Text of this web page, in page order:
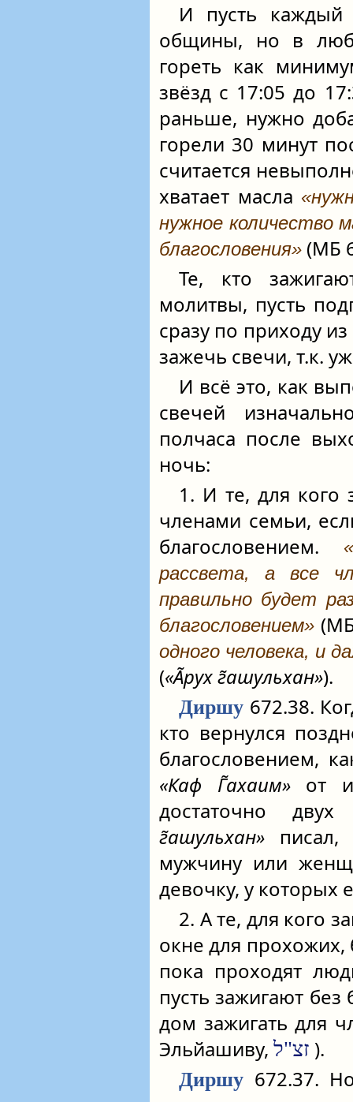
И пусть
общины, но в
гореть как
звёзд с 17:05 до
раньше, нужно
горели 30 минут
считается
хватает масла
нужное количество
благословения» (МБ
Те, кто
молитвы, пусть
сразу по приходу
зажечь свечи, т.к.
И всё это, как
свечей
полчаса после
ночь:
1. И те, для кого
членами семьи,
благословением.
рассвета, а все
правильно будет
благословением»
одного человека, и
(«А̃рух г̃ашульхан»).
Диршу 672.38.
кто вернулся
благословением,
«Каф Г̃ахаим»от
достаточно
г̃ашульхан» писал,
мужчину или
девочку, у которых
2. А те, для кого
окне для прохожих,
пока проходят
пусть зажигают без
дом зажигать для
Эльйашиву,זצ"ל ).
Диршу 672.37.